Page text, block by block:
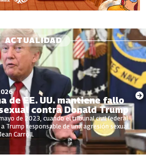
ACTUALIDAD
de EE. UU. mantiene fallo
contra Donald Trump
de 2023, cuando el tribunal civil federal
Trump responsable de una agresión sexual
Carroll.